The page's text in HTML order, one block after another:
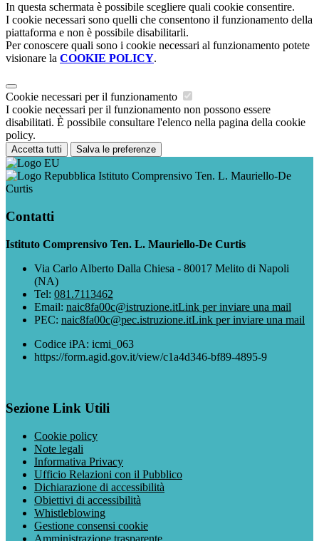
In questa schermata è possibile scegliere quali cookie consentire.
I cookie necessari sono quelli che consentono il funzionamento della
piattaforma e non è possibile disabilitarli.
Per conoscere quali sono i cookie necessari al funzionamento potete
visionare la COOKIE POLICY.
Cookie necessari per il funzionamento
I cookie necessari per il funzionamento non possono essere
disabilitati. È possibile consultare l'elenco nella pagina della cookie
policy.
Accetta tutti Salva le preferenze
Istituto Comprensivo Ten. L. Mauriello-De
Curtis
Contatti
Istituto Comprensivo Ten. L. Mauriello-De Curtis
Via Carlo Alberto Dalla Chiesa - 80017 Melito di Napoli
(NA)
Tel: 081.7113462
Email: naic8fa00c@istruzione.itLink per inviare una mail
PEC: naic8fa00c@pec.istruzione.itLink per inviare una mail
Codice iPA: icmi_063
https://form.agid.gov.it/view/c1a4d346-bf89-4895-9
Sezione Link Utili
Cookie policy
Note legali
Informativa Privacy
Ufficio Relazioni con il Pubblico
Dichiarazione di accessibilità
Obiettivi di accessibilità
Whistleblowing
Gestione consensi cookie
Amministrazione trasparente